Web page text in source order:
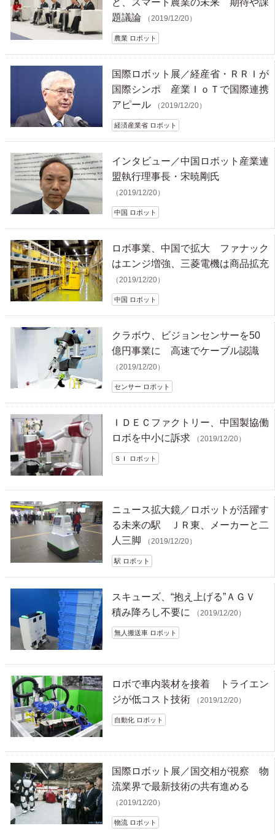
ど、スマート農業の未来 期待や課
題議論
（2019/12/20）
農業 ロボット
国際ロボット展／経産省・ＲＲＩが
国際シンポ 産業ＩｏＴで国際連携
アピール
（2019/12/20）
経済産業省 ロボット
インタビュー／中国ロボット産業連
盟執行理事長・宋暁剛氏
（2019/12/20）
中国 ロボット
ロボ事業、中国で拡大 ファナック
はエンジ増強、三菱電機は商品拡充
（2019/12/20）
中国 ロボット
クラボウ、ビジョンセンサーを50
億円事業に 高速でケーブル認識
（2019/12/20）
センサー ロボット
ＩＤＥＣファクトリー、中国製協働
ロボを中小に訴求
（2019/12/20）
ＳＩ ロボット
ニュース拡大鏡／ロボットが活躍す
る未来の駅 ＪＲ東、メーカーと二
人三脚
（2019/12/20）
駅 ロボット
スキューズ、“抱え上げる”ＡＧＶ
積み降ろし不要に
（2019/12/20）
無人搬送車 ロボット
ロボで車内装材を接着 トライエン
ジが低コスト技術
（2019/12/20）
自動化 ロボット
国際ロボット展／国交相が視察 物
流業界で最新技術の共有進める
（2019/12/20）
物流 ロボット